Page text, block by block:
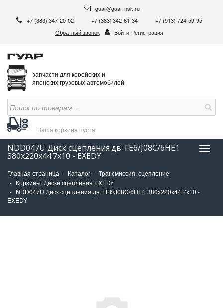
guar@guar-nsk.ru
+7 (383) 347-20-02
+7 (383) 342-61-34
+7 (913) 724-59-95
Обратный звонок
Войти Регистрация
запчасти для корейских и
японских грузовых автомобилей
Ваша корзина пуста
NDD047U Диск сцепления дв. FE6/J08C/6HE1
380х220х44.7х10 - EXEDY
Главная страница Каталог
Трансмиссия, сцепление
Корзины, Диски сцепления EXEDY
NDD047U Диск сцепления дв. FE6/J08C/6HE1 380х220х44.7х10 -
EXEDY